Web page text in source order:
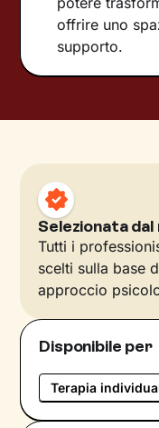
offrire uno
supporto.
Selezionata
Tutti i
scelti sulla base
approccio
Disponibile per
Terapia